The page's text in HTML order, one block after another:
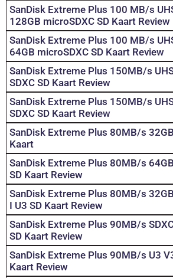
SanDisk Extreme Plus 100 MB/s
128GB microSDXC SD Kaart Review
SanDisk Extreme Plus 100 MB/s
64GB microSDXC SD Kaart Review
SanDisk Extreme Plus 150MB/s
SDXC SD Kaart Review
SanDisk Extreme Plus 150MB/s
SDXC SD Kaart Review
SanDisk Extreme Plus 80MB/s
Kaart
SanDisk Extreme Plus 80MB/s
SD Kaart Review
SanDisk Extreme Plus 80MB/s
I U3 SD Kaart Review
SanDisk Extreme Plus 90MB/s
SD Kaart Review
SanDisk Extreme Plus 90MB/s U3
Kaart Review